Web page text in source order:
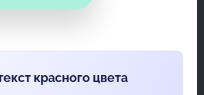
красного цвета